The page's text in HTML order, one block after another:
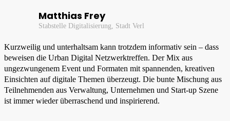
Matthias Frey
Stabstelle Digitalisierung, Stadt Verl
Kurzweilig und unterhaltsam kann trotzdem informativ sein – dass
beweisen die Urban Digital Netzwerktreffen. Der Mix aus
ungezwungenem Event und Formaten mit spannenden, kreativen
Einsichten auf digitale Themen überzeugt. Die bunte Mischung aus
Teilnehmenden aus Verwaltung, Unternehmen und Start-up Szene
ist immer wieder überraschend und inspirierend.